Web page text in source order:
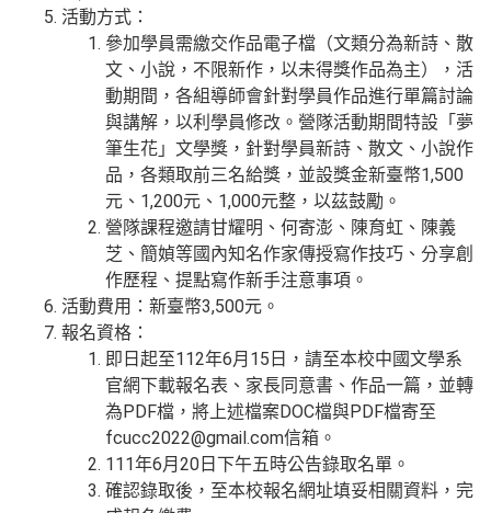
活動方式：
參加學員需繳交作品電子檔（文類分為新詩、散
文、小說，不限新作，以未得獎作品為主），活
動期間，各組導師會針對學員作品進行單篇討論
與講解，以利學員修改。營隊活動期間特設「夢
筆生花」文學獎，針對學員新詩、散文、小說作
品，各類取前三名給獎，並設獎金新臺幣1,500
元、1,200元、1,000元整，以茲鼓勵。
營隊課程邀請甘耀明、何寄澎、陳育虹、陳義
芝、簡媜等國內知名作家傳授寫作技巧、分享創
作歷程、提點寫作新手注意事項。
活動費用：新臺幣3,500元。
報名資格：
即日起至112年6月15日，請至本校中國文學系
官網下載報名表、家長同意書、作品一篇，並轉
為PDF檔，將上述檔案DOC檔與PDF檔寄至
fcucc2022@gmail.com信箱。
111年6月20日下午五時公告錄取名單。
確認錄取後，至本校報名網址填妥相關資料，完